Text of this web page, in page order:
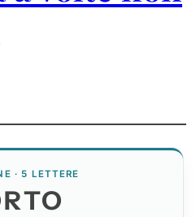
· 5 LETTERE